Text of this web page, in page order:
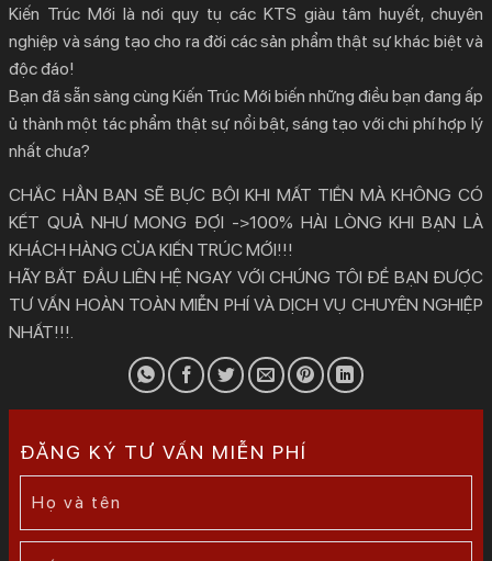
Kiến Trúc Mới là nơi quy tụ các KTS giàu tâm huyết, chuyên
nghiệp và sáng tạo cho ra đời các sản phẩm thật sự khác biệt và
độc đáo!
Bạn đã sẵn sàng cùng Kiến Trúc Mới biến những điều bạn đang ấp
ủ thành một tác phẩm thật sự nổi bật, sáng tạo với chi phí hợp lý
nhất chưa?
CHẮC HẲN BẠN SẼ BỰC BỘI KHI MẤT TIỀN MÀ KHÔNG CÓ
KẾT QUẢ NHƯ MONG ĐỢI ->100% HÀI LÒNG KHI BẠN LÀ
KHÁCH HÀNG CỦA KIẾN TRÚC MỚI!!!
HÃY BẮT ĐẦU LIÊN HỆ NGAY VỚI CHÚNG TÔI ĐỂ BẠN ĐƯỢC
TƯ VẤN HOÀN TOÀN MIỄN PHÍ VÀ DỊCH VỤ CHUYÊN NGHIỆP
NHẤT!!!.
ĐĂNG KÝ TƯ VẤN MIỄN PHÍ